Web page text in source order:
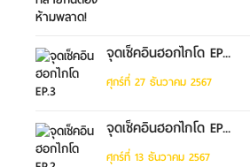
จุดเช็คอินฮอกไกโด EP...
ศุกร์ที่ 27 ธันวาคม 2567
จุดเช็คอินฮอกไกโด EP...
ศุกร์ที่ 13 ธันวาคม 2567